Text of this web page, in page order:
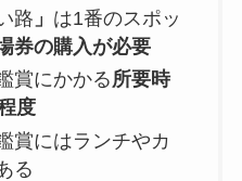
路 」 は1番のスポッ
券の購入が必要
賞にかかる所要時
度
賞にはランチやカ
る